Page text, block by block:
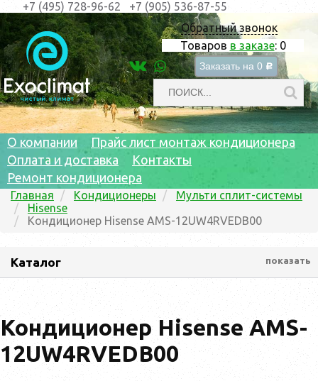
Обратный звонок
Товаров в заказе: 0
Заказать на 0 c
+7 (495) 728-96-62 +7 (905) 536-87-55
О компании
Прайс лист монтаж кондиционера
Оплата и доставка
Контакты
Ремонт кондиционера
Главная Кондиционеры
Мульти сплит-системы
Hisense
Кондиционер Hisense AMS-12UW4RVEDB00
Каталог показать
Кондиционер Hisense AMS-
12UW4RVEDB00